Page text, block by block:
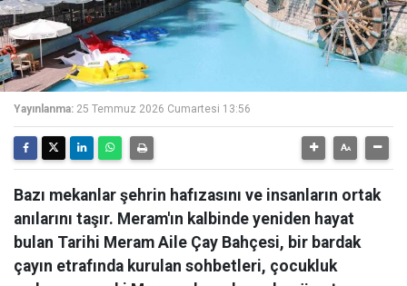
Yayınlanma: 25 Temmuz 2026 Cumartesi 13:56
Bazı mekanlar şehrin hafızasını ve insanların ortak
anılarını taşır. Meram'ın kalbinde yeniden hayat
bulan Tarihi Meram Aile Çay Bahçesi, bir bardak
çayın etrafında kurulan sohbetleri, çocukluk